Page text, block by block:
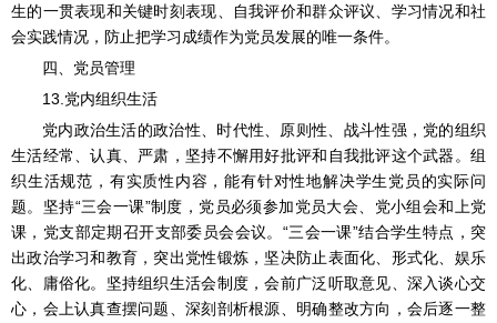
生的一贯表现和关键时刻表现、自我评价和群众评议、学习情况和社
会实践情况，防止把学习成绩作为党员发展的唯一条件。
四、党员管理
13.党内组织生活
党内政治生活的政治性、时代性、原则性、战斗性强，党的组织
生活经常、认真、严肃，坚持不懈用好批评和自我批评这个武器。组
织生活规范，有实质性内容，能有针对性地解决学生党员的实际问
题。坚持“三会一课”制度，党员必须参加党员大会、党小组会和上党
课，党支部定期召开支部委员会会议。“三会一课”结合学生特点，突
出政治学习和教育，突出党性锻炼，坚决防止表面化、形式化、娱乐
化、庸俗化。坚持组织生活会制度，会前广泛听取意见、深入谈心交
心，会上认真查摆问题、深刻剖析根源、明确整改方向，会后逐一整